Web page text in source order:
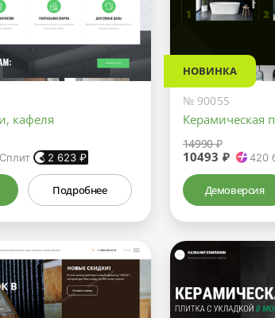
кафеля
2 623₽
Подробнее
НОВИНКА
№ 90055
Керамическая
14990 ₽
10493 ₽ 420
Демоверсия